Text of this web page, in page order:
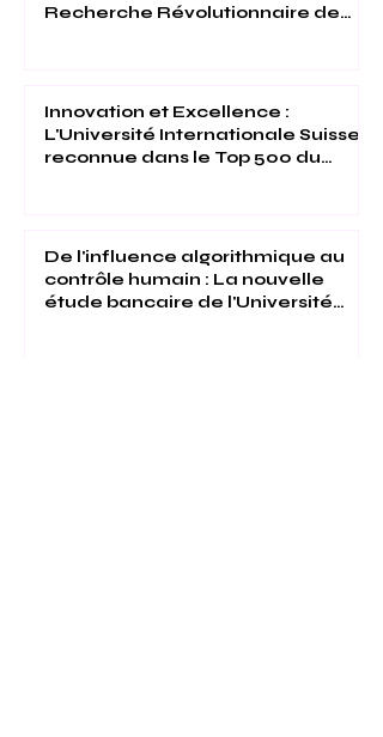
Recherche Révolutionnaire de
Innovation et Excellence :
L'Université Internationale Suisse
reconnue dans le Top 500 du
De l'influence algorithmique au
contrôle humain : La nouvelle
étude bancaire de l'Université